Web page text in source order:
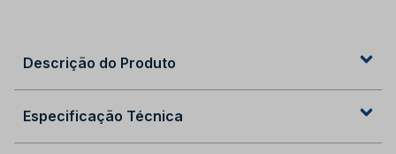
Descrição do Produto
Especificação Técnica